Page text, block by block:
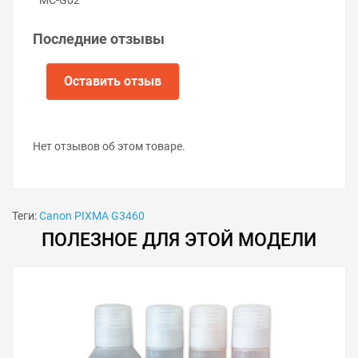
Закрутите винт.
Советы по продлению срока
Последние отзывы
Оставить отзыв
Нет отзывов об этом товаре.
Теги:Canon PIXMA G3460
ПОЛЕЗНОЕ ДЛЯ ЭТОЙ МОДЕЛИ